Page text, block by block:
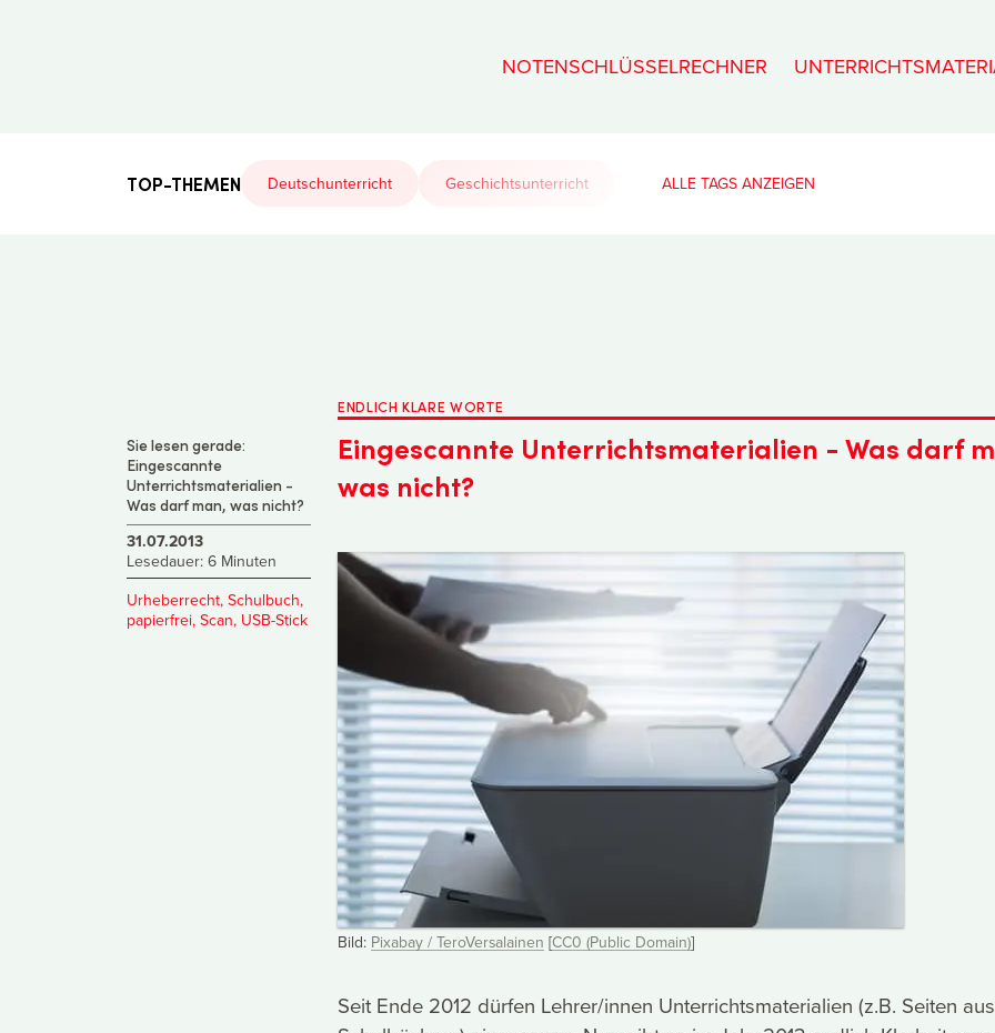
NOTENSCHLÜSSELRECHNER
TOP-THEMEN Deutschunterricht Geschichtsunterricht ALLE TAGS
Sie lesen gerade:
Eingescannte
Unterrichtsmaterialien -
Was darf man, was nicht?
31.07.2013
Lesedauer: 6 Minuten
Urheberrecht, Schulbuch,
papierfrei, Scan, USB-Stick
ENDLICH KLARE WORTE
Eingescannte Unterrichtsmaterialien - Was darf
was nicht?
Bild: Pixabay / TeroVersalainen [CC0 (Public Domain)]
Seit Ende 2012 dürfen Lehrer/innen Unterrichtsmaterialien (z.B. Seiten aus